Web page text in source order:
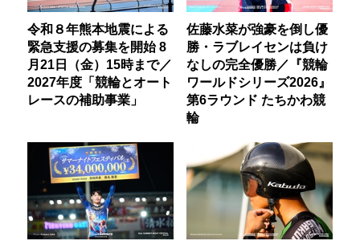
令和８年熊本地震による
緊急支援の募集を開始 8
月21日（金）15時まで／
2027年度「競輪とオート
レースの補助事業」
佐藤水菜が強豪を倒し優
勝・ラブレイセンは負け
なしの完全優勝／『競輪
ワールドシリーズ2026』
第6ラウンド たちかわ競
輪